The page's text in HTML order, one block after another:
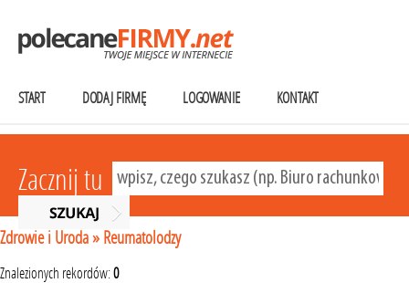
START DODAJ FIRMĘ LOGOWANIE KONTAKT
Zacznij tu
Zdrowie i Uroda» Reumatolodzy
Znalezionych rekordów:0